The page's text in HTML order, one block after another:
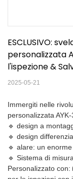
ESCLUSIVO:
personalizzata
l'ispezione &
2025-05-21
Immergiti nelle
personalizzata
🔹 design a
🔹 design
🔹 alare: un
🔹 Sistema di
Personalizzato con: